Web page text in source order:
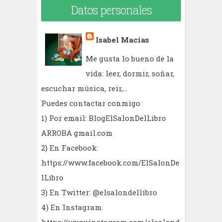
Datos personales
Isabel Macías
Me gusta lo bueno de la
vida: leer, dormir, soñar,
escuchar música, reír,...
Puedes contactar conmigo
1) Por email: BlogElSalonDelLibro
ARROBA gmail.com
2) En Facebook:
https://www.facebook.com/ElSalonDe
lLibro
3) En Twitter: @elsalondellibro
4) En Instagram: